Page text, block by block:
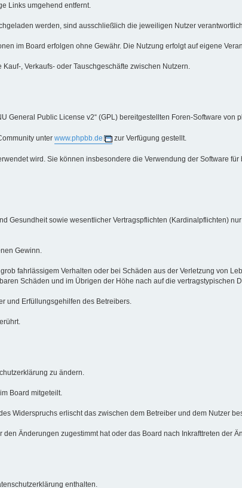
Links umgehend entfernt.
werden, sind ausschließlich die jeweiligen Nutzer verantwortlich.
im Board erfolgen ohne Gewähr. Die Nutzung erfolgt auf eigene
, Verkaufs- oder Tauschgeschäfte zwischen Nutzern.
General Public License v2“ (GPL) bereitgestellten Foren-Software von
unter www.phpbb.de zur Verfügung gestellt.
wird. Sie können insbesondere die Verwendung der Software
Gesundheit sowie wesentlicher Vertragspflichten (Kardinalpflichten)
Gewinn.
fahrlässigem Verhalten oder bei Schäden aus der Verletzung von
Schäden und im Übrigen der Höhe nach auf die vertragstypischen
und Erfüllungsgehilfen des Betreibers.
zu ändern.
Board mitgeteilt.
Widerspruchs erlischt das zwischen dem Betreiber und dem Nutzer
Änderungen zugestimmt hat oder das Board nach Inkrafttreten der
enthalten.